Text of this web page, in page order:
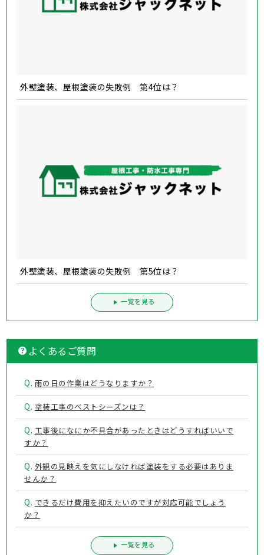
外壁塗装、屋根塗装の失敗例 第4位は？
外壁塗装、屋根塗装の失敗例 第5位は？
一覧を見る
よくあるご質問
Q. 雨の日の作業はどうなりますか？
Q. 塗装工事のベストシーズンは？
Q. 工事後になにか不具合があったときはどうすればいいで
すか？
Q. 外観の見映えを気にしなければ塗装をする必要はありま
せんか？
Q. できるだけ費用を抑えたいのですが対応可能でしょう
か？
一覧を見る